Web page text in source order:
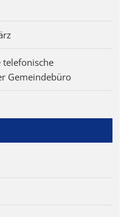
telefonische
Gemeindebüro